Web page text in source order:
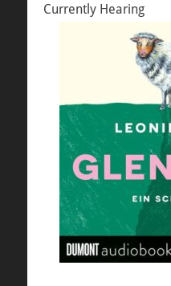
Currently Hearing